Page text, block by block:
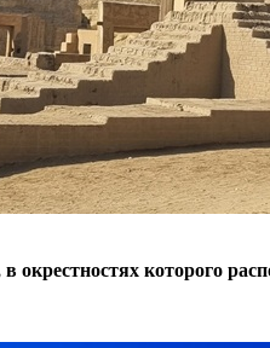
в окрестностях которого